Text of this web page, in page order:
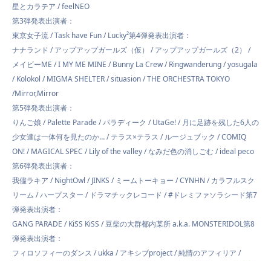
星とカラテア / feelNEO
第3弾発表出演者：
東京女子流 / Task have Fun / Lucky²第4弾発表出演者：
ナナランド / アップアップガールズ（仮） / アップアップガールズ（2） /
メイビーME / I MY ME MINE / Bunny La Crew / Ringwanderung / yosugala
/ Kolokol / MIGMA SHELTER / situasion / THE ORCHESTRA TOKYO
/Mirror,Mirror
第5弾発表出演者：
りんご娘 / Palette Parade / パラディーク / UtaGe! / 月に足跡を残した6人の
少女達は一体何を見たのか… / テラス×テラス / ルージュブック / COMIQ
ON! / MAGICAL SPEC / Lily of the valley / なみだ色の消しごむ / ideal peco
第6弾発表出演者：
我儘ラキア / NightOwl / JINKS / ミームトーキョー / CYNHN / カラフルスク
リーム / ハープスター / ドラマチックレコード / #ドレミファソラシード第7
弾発表出演者：
GANG PARADE / KiSS KiSS / 豆柴の大群都内某所 a.k.a. MONSTERIDOL第8
弾発表出演者：
フィロソフィーのダンス / ukka / アキシブproject / 純情のアフィリア /